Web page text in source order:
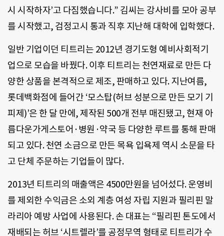
시 시작하자’고 다짐했습니다.” 김씨는 강사비를 모아 공부
를 시작했고, 검정고시 통과 직후 지난해 대학에 입학했다.
일반 기업이던 티트리는 2012년 경기도형 예비사회적기
업으로 모습을 바꿨다. 이후 티트리는 천연재료로 만든 다
양한 상품을 본격적으로 제조, 판매하고 있다. 지난여름,
롯데백화점에 들어간 ‘모스탑(허브 성분으로 만든 모기 기
피제)’은 한 달 만에, 제작된 500개 전부 매진됐고, 현재 아
름다운가게스토어·병원·약국 등 다양한 루트를 통해 판매
되고 있다. 천연 소금으로 만든 목욕 입욕제 역시 소문을 타
고 단체 주문하는 기업들이 많다.
2013년 티트리의 매출액은 4500만원을 넘어섰다. 운영비
를 제외한 수익금은 소외 계층 여성 자립 지원과 필리핀 말
라리아 예방 사업에 사용된다. 손 대표는 “필리핀 톤도에서
재배되는 허브 ‘시트렐라’를 공정무역 형태로 티트리가 수